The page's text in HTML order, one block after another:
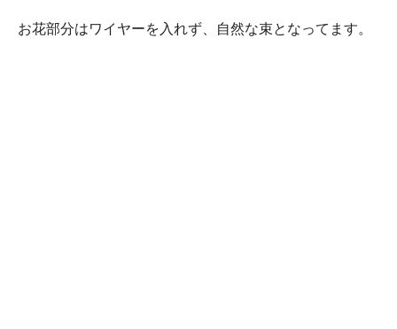
お花部分はワイヤーを入れず、自然な束となってます。